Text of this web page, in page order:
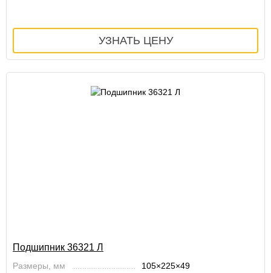
Подшипник 36321 Л
Размеры, мм 105×225×49